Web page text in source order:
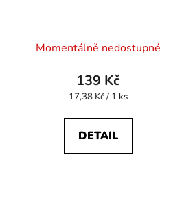
Momentálně nedostupné
139 Kč
Měrná
17,38 Kč / 1 ks
DETAIL